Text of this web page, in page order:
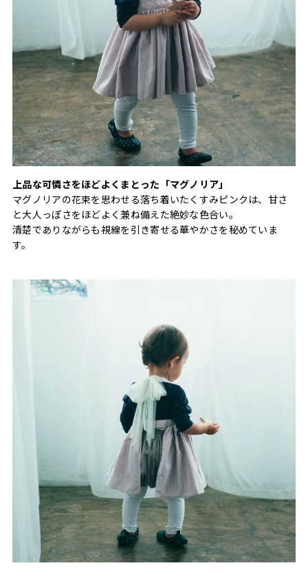
上品な可憐さをほどよくまとった「マグノリア」
マグノリアの花束を思わせる落ち着いたくすみピンクは、甘さ
と大人っぽさをほどよく兼ね備えた絶妙な色合い。
清楚でありながらも視線を引き寄せる華やかさを秘めていま
す。